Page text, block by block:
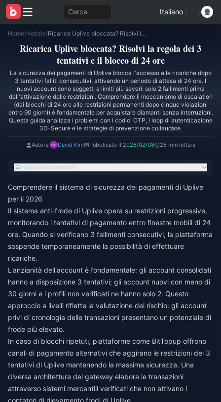
Cerca Italiano /
Home/Notizie/ Ricarica Uplive bloccata? Risolvi la regola dei 3 tentativi e il blocco di 24 ore
Ricarica Uplive bloccata? Risolvi la regola dei 3
tentativi e il blocco di 24 ore
La sicurezza dei pagamenti di Uplive blocca l'accesso alle ricariche dopo
3 tentativi falliti consecutivi, attivando un periodo di attesa di 24 ore. I
nuovi account sono soggetti a limiti più severi: solo 2 fallimenti prima
dell'attivazione delle restrizioni. Comprendere il meccanismo di escalation
(dai blocchi di 24 ore alle restrizioni permanenti dopo cinque violazioni
entro 90 giorni) è fondamentale per acquistare diamanti senza interruzioni.
Questa guida analizza i problemi con i codici OTP, i loop di autenticazione
3D-Secure e le strategie di prevenzione collaudate.
Autore: David Kim Pubblicato il:2026/02/08 26 min lettura
Indice dei contenuti
Comprendere il sistema di sicurezza dei pagamenti di Uplive
per il 2026
Il sistema anti-frode di Uplive opera su restrizioni progressive,
monitorando i tentativi di pagamento entro finestre mobili di 24
ore. Quando si verificano 3 fallimenti consecutivi, la piattaforma
sospende temporaneamente la possibilità di effettuare
ricariche.
L'anzianità dell'account è fondamentale: gli account consolidati
hanno a disposizione 3 tentativi; gli account nuovi con meno di
30 giorni e i profili non verificati ne hanno solo 2. Questo
approccio a livelli riflette la valutazione del rischio: gli account
privi di cronologia delle transazioni presentano un potenziale di
frode più elevato.
In caso di blocchi ripetuti, piattaforme come BitTopup offrono
canali di pagamento alternativi che aggirano le restrizioni dei 3
tentativi di Uplive mantenendo la massima sicurezza. Una
diversa architettura del gateway elabora le transazioni
attraverso sistemi mercantili verificati che non attivano i
contatori di rilevamento frodi di Uplive.